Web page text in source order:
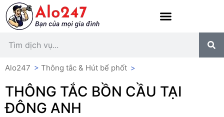
Alo247 > Thông tắc & Hút bể phốt >
THÔNG TẮC BỒN CẦU TẠI
ĐÔNG ANH